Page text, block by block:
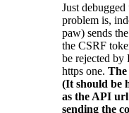
Just
problem is,
paw) sends
the CSRF
be rejected by
https one. The
(It should be
as the API
sending the